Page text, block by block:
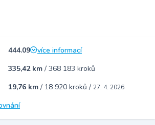
444.09
více informací
335,42 km / 368 183 kroků
19,76 km / 18 920 kroků / 27. 4. 2026